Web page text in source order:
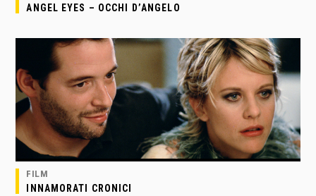
ANGEL EYES – OCCHI D’ANGELO
FILM
INNAMORATI CRONICI